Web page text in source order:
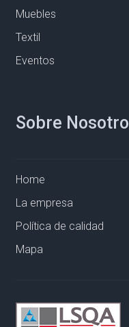
Muebles
Textil
Eventos
Sobre
Home
La empresa
Política de calidad
Mapa